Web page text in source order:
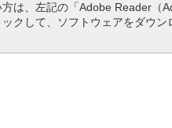
は、左記の「Adobe Reader（
クして、ソフトウェアをダウン